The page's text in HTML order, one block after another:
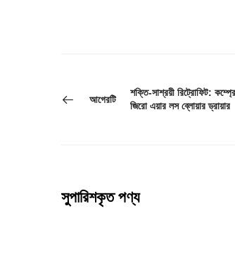
আগেরটি
শক্তি-সাশ্রয়ী রিট্রোফিট:
জিরো এয়ার লস ব্লোয়ার ড্রায়ার
সুপারিশকৃত পণ্য